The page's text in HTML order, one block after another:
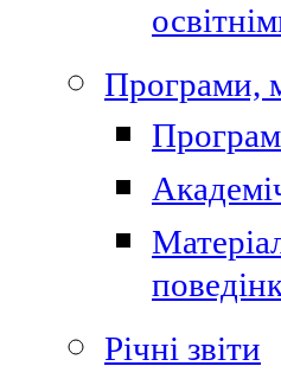
Програми,
Річні звіти